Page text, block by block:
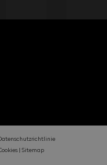
Sitemap